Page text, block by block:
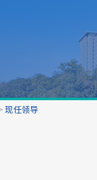
现任领导